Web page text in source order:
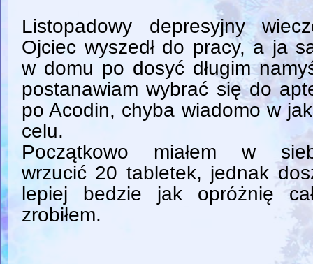
Listopadowy depresyjny
Ojciec wyszedł do pracy, a ja
w domu po dosyć długim
postanawiam wybrać się do
po Acodin, chyba wiadomo w
celu.
Początkowo miałem w
wrzucić 20 tabletek, jednak
lepiej bedzie jak opróżnię
zrobiłem.